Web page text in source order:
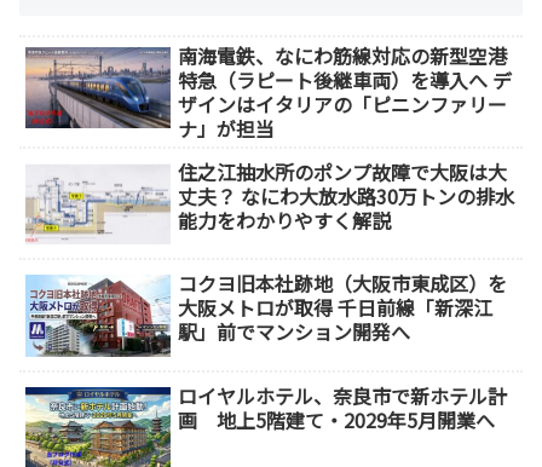
南海電鉄、なにわ筋線対応の新型空港
特急（ラピート後継車両）を導入へ デ
ザインはイタリアの「ピニンファリー
ナ」が担当
住之江抽水所のポンプ故障で大阪は大
丈夫？ なにわ大放水路30万トンの排水
能力をわかりやすく解説
コクヨ旧本社跡地（大阪市東成区）を
大阪メトロが取得 千日前線「新深江
駅」前でマンション開発へ
ロイヤルホテル、奈良市で新ホテル計
画 地上5階建て・2029年5月開業へ